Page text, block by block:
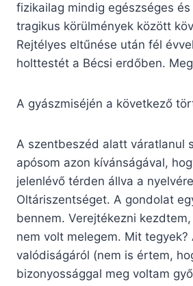
fizikailag mindig egészséges
tragikus körülmények között
Rejtélyes eltűnése után fél
holttestét a Bécsi erdőben.
A gyászmiséjén a következő
A szentbeszéd alatt váratlanul
apósom azon kívánságával,
jelenlévő térden állva a
Oltáriszentséget. A gondolat
bennem. Verejtékezni
nem volt melegem. Mit tegyek?
valódiságáról (nem is értem,
bizonyossággal meg voltam